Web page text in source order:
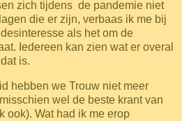
zich tijdens de pandemie niet
die er zijn, verbaas ik me bij
als het om de
Iedereen kan zien wat er overal
is.
hebben we Trouw niet meer
wel de beste krant van
ook). Wat had ik me erop